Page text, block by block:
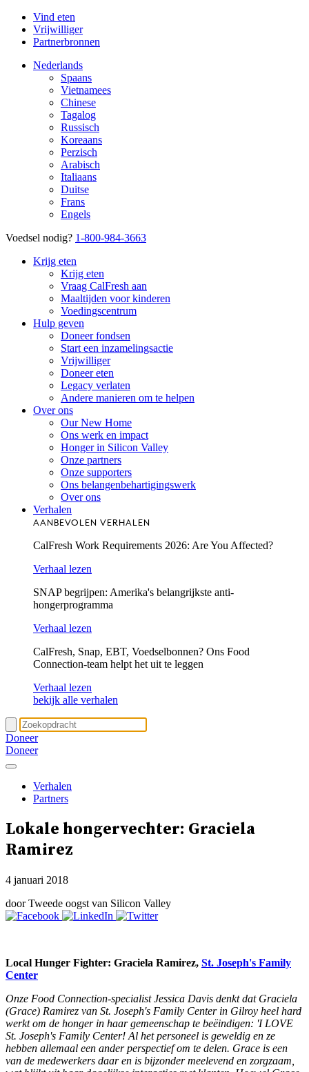
Vind eten
Vrijwilliger
Partnerbronnen
Nederlands
Spaans
Vietnamees
Chinese
Tagalog
Russisch
Koreaans
Perzisch
Arabisch
Italiaans
Duitse
Frans
Engels
Voedsel nodig? 1-800-984-3663
Krijg eten
Krijg eten
Vraag CalFresh aan
Maaltijden voor kinderen
Voedingscentrum
Hulp geven
Doneer fondsen
Start een inzamelingsactie
Vrijwilliger
Doneer eten
Legacy verlaten
Andere manieren om te helpen
Over ons
Our New Home
Ons werk en impact
Honger in Silicon Valley
Onze partners
Onze supporters
Ons belangenbehartigingswerk
Over ons
Verhalen
AANBEVOLEN VERHALEN
CalFresh Work Requirements 2026: Are You Affected?
Verhaal lezen
SNAP begrijpen: Amerika's belangrijkste anti-
hongerprogramma
Verhaal lezen
CalFresh, Snap, EBT, Voedselbonnen? Ons Food
Connection-team helpt het uit te leggen
Verhaal lezen
bekijk alle verhalen
Doneer
Doneer
Verhalen
Partners
Lokale hongervechter: Graciela
Ramirez
4 januari 2018
door Tweede oogst van Silicon Valley
Local Hunger Fighter: Graciela Ramirez, St. Joseph's Family
Center
Onze Food Connection-specialist Jessica Davis denkt dat Graciela
(Grace) Ramirez van St. Joseph's Family Center in Gilroy heel hard
werkt om de honger in haar gemeenschap te beëindigen: 'I LOVE
St. Joseph's Family Center! Al het personeel is geweldig en ze
hebben allemaal een ander perspectief om te delen. Grace is een
van de medewerkers daar en is bijzonder meelevend en zorgzaam,